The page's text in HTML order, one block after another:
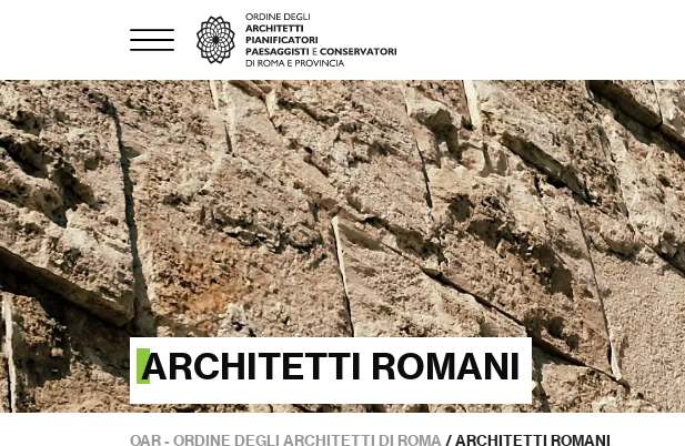
ARCHITETTI ROMANI
OAR - ORDINE DEGLI ARCHITETTI DI ROMA /ARCHITETTI ROMANI